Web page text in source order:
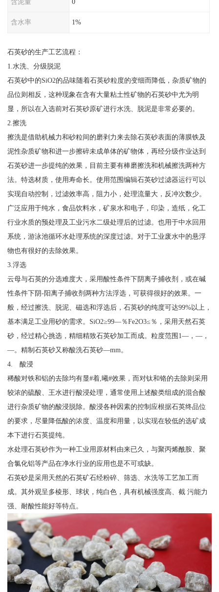
含水率 1%
石英砂的生产工艺流程：
1.水洗、分级脱泥
石英砂中的SiO2的品味随着石英砂粒度的变细而降低，杂质矿物的
品位则相反，这种现象在含有大量粘土性矿物的石英砂中尤为明
显，所以在入选前对石英砂原矿进行水洗、脱泥是非常必要的。
2.擦洗
擦洗是借助机械力和砂粒间的磨剥力来去除石英砂表面的薄膜铁及
泥性杂质矿物和进一步擦碎未成单体的矿物体，再经分级作业达到
石英砂进一步提纯的效果，目前主要有棒磨擦洗和机械擦洗两种方
法。特选材质，使用寿命长。使用范围编辑石英砂过滤器运行可以
实现自动控制，过滤效率高，阻力小，处理流量大，反冲次数少。
广泛应用于纯水，食品饮料水，矿泉水和电子，印染，造纸，化工
行业水质的预处理及工业污水二级处理后的过滤。也用于中水回用
系统，游泳池循环水处理系统的深度过滤。对于工业废水中的悬浮
物也有很好的去除效果。
3.浮选
云母与石英的分选难度大，采用酸性条件下阴离子捕收剂，或在碱
性条件下阴-阳离子捕收剂两种方法浮选，可获得很好的效果。一
般，经过擦洗、脱泥、磁选和浮选后，石英砂的纯度可达99%以上，
基本满足工业用砂的需求。SiO2≥99—％Fe2O3≤％，采用天然石英
砂，经过精心挑选，精细精致石英砂加工而成。粒度范围1—，—，
—。精制石英砂又称酸洗石英砂—mm。
4. 酸浸
稀酸对铁和铝的去除均有显#着,曦#效果，而对钛和铬的去除则采用
较浓的硫酸、王水进行酸浸处理，通常使用上述酸类组成的混合酸
进行杂质矿物的酸浸脱除。酸浸各种因素的控制应根据石英终品位
的要求，尽量降低酸的浓度、温度和用量，以实现在较低的选矿成
本下进行石英提纯。
水处理石英砂作为一种工业用原材料由来已久，与聚丙烯酰胺、聚
合氯化铝等产品在净水行业的应用也是不可或缺。
石英砂是采用天然的石英矿石经粉碎、筛选、水洗等工艺加工而
成。其外观呈多棱形、球状，纯白色，具有机械强度高、截 污能力
强、耐酸性能好等特点。